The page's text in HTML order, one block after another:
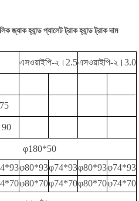
হ্যান্ড প্যালেট ট্রাক হ্যান্ড ট্রাক দাম
এসওয়াইপি-২।2.5এসওয়াইপি-২।3.0
75
φ180*50
φ80*93φ74*93φ80*93φ74*93
φ80*70φ74*70φ80*70φ74*70